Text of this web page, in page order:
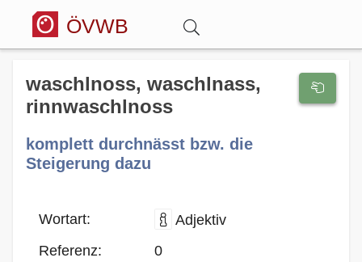
ÖVWB
Anmelden
Hitparade
Forum
waschlnoss, waschlnass,
rinnwaschlnoss
komplett durchnässt bzw. die
Steigerung dazu
Wortart:
Adjektiv
Referenz:
0